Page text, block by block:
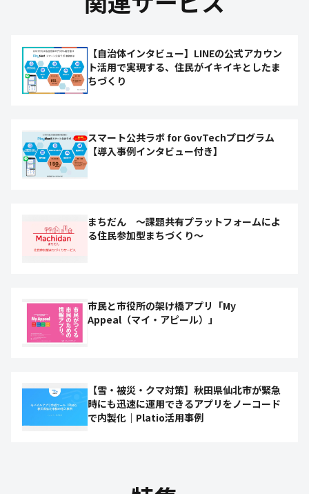
【自治体インタビュー】LINEの公式アカウン
ト活用で実現する、住民がイキイキとしたま
ちづくり
スマート公共ラボ for GovTechプログラム
【導入事例インタビュー付き】
まちだん ～課題共有プラットフォームによ
る住民参加型まちづくり～
市民と市役所の架け橋アプリ「My
Appeal（マイ・アピール）」
【雪・被災・クマ対策】秋田県仙北市が緊急
時にも迅速に運用できるアプリをノーコード
で内製化｜Platio活用事例